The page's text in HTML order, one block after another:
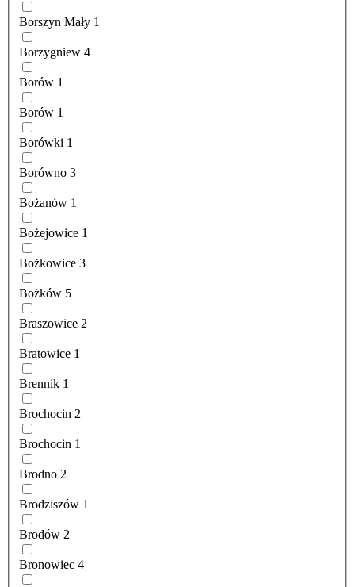
Borszyn Mały 1
Borzygniew 4
Borów 1
Borów 1
Borówki 1
Borówno 3
Bożanów 1
Bożejowice 1
Bożkowice 3
Bożków 5
Braszowice 2
Bratowice 1
Brennik 1
Brochocin 2
Brochocin 1
Brodno 2
Brodziszów 1
Brodów 2
Bronowiec 4